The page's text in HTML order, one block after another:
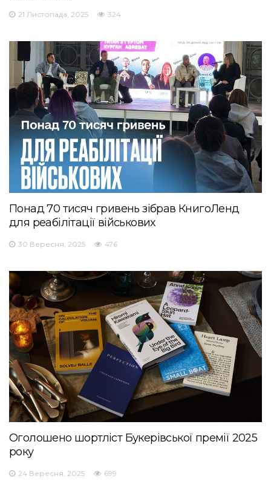
21 Листопада, 2025 324
Понад 70 тисяч гривень зібрав КнигоЛенд
для реабілітації військових
30 Вересня, 2025 476
Оголошено шортліст Букерівської премії 2025
року
24 Вересня, 2025 699